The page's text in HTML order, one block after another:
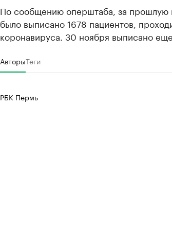
По сообщению оперштаба, за прошлую
было выписано 1678 пациентов,
коронавируса. 30 ноября выписано еще
АвторыТеги
РБК Пермь